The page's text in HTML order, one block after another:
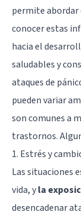
permite abordar
conocer estas
hacia el
saludables y
ataques de
pueden variar
son comunes a
trastornos.
1. Estrés y
Las situaciones
vida, yla
desencadenar